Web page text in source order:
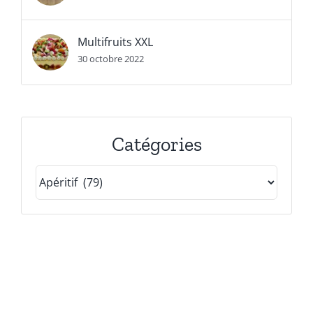
Multifruits XXL
30 octobre 2022
Catégories
Catégories